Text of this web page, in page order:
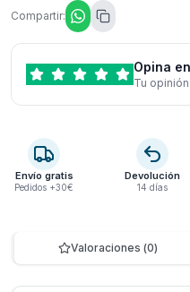
Compartir:
Opina
Tu
Envío gratis
Pedidos +30€
Devolución
14 días
Valoraciones (0)